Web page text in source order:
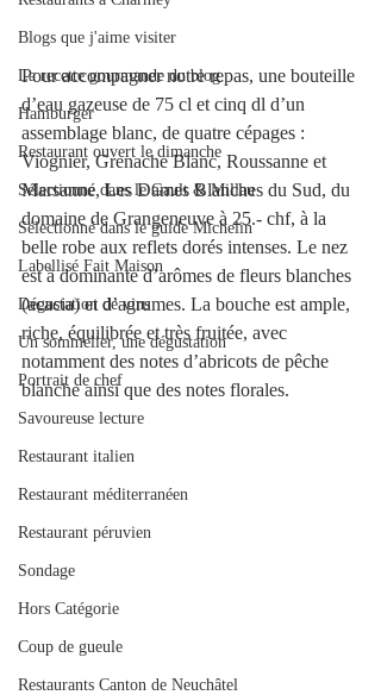
Blogs que j'aime visiter
La recette gourmande du blog.
Hamburger
Restaurant ouvert le dimanche
Sélectionné dans le Gault & Millau
Sélectionné dans le guide Michelin
Labellisé Fait Maison
Dégustation de vins
Un sommelier, une dégustation
Portrait de chef
Savoureuse lecture
Restaurant italien
Restaurant méditerranéen
Restaurant péruvien
Sondage
Hors Catégorie
Coup de gueule
Restaurants Canton de Neuchâtel
Pour accompagner notre repas, une bouteille
d’eau gazeuse de 75 cl et cinq dl d’un
assemblage blanc, de quatre cépages :
Viognier, Grenache Blanc, Roussanne et
Marsanne, Les Dames Blanches du Sud, du
domaine de Grangeneuve à 25.- chf, à la
belle robe aux reflets dorés intenses. Le nez
est à dominante d’arômes de fleurs blanches
(acacia) et d’agrumes. La bouche est ample,
riche, équilibrée et très fruitée, avec
notamment des notes d’abricots de pêche
blanche ainsi que des notes florales.